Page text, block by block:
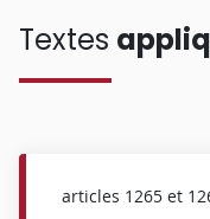
Textes
articles 1265 et